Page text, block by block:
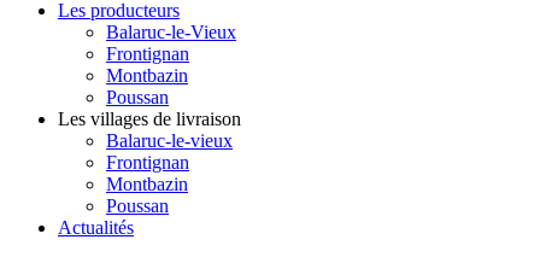
Les producteurs
Balaruc-le-Vieux
Frontignan
Montbazin
Poussan
Les villages de livraison
Balaruc-le-vieux
Frontignan
Montbazin
Poussan
Actualités